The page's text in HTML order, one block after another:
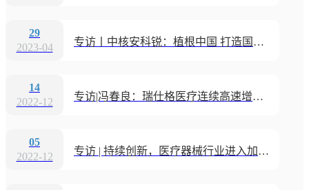
29
2023-04
专访丨中核安科锐：植根中国 打造国产化高端放疗新标杆
14
2022-12
专访|冯春良：瑞仕格医疗连续高速增长，院内智慧物流节约的每一秒都是对生命的敬畏与尊重
05
2022-12
专访 | 持续创新，医疗器械行业进入加速发展阶段！